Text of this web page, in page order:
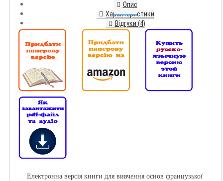
Опис
Характеристики
Відгуки (4)
Електронна версія книги для вивчення основ французької